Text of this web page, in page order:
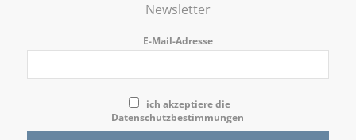
Newsletter
E-Mail-Adresse
ich akzeptiere die
Datenschutzbestimmungen